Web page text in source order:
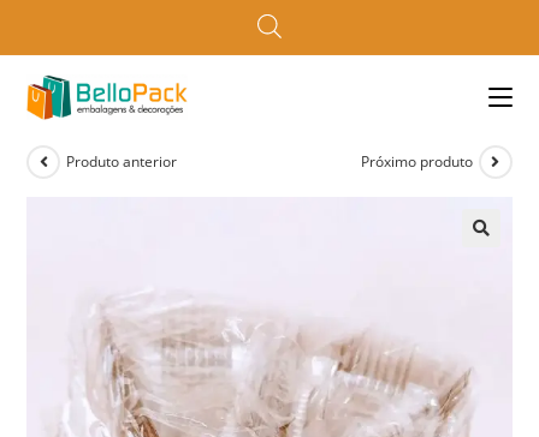
Produto anterior Próximo produto